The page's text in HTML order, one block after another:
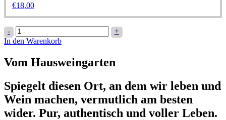
€18,00
-
PET
NAT
Menge
+
In den Warenkorb
Vom Hausweingarten
Spiegelt diesen Ort, an dem wir leben und
Wein machen, vermutlich am besten
wider. Pur, authentisch und voller Leben.